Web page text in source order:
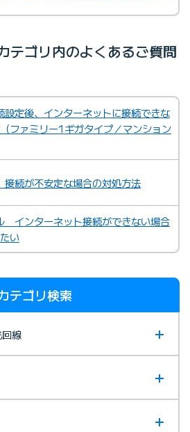
テゴリ内のよくあるご質問
定後、インターネットに接続できな
ファミリー1ギガタイプ／マンション
続が不安定な場合の対処方法
インターネット接続ができない場合
い
テゴリ検索
線